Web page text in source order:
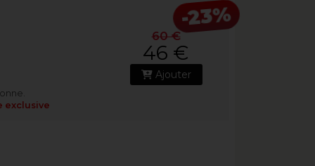
exclusive
60 €
46 €
Ajouter
-23%